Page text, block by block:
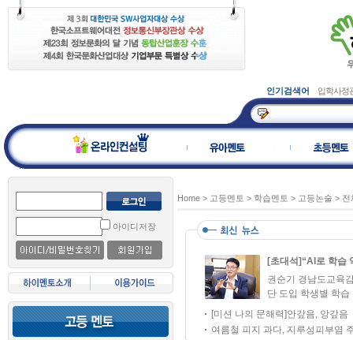
인기검색어 입학사정
아이디저장
Home > 고등멘토 > 학습멘토 > 고등논술 > 전
[초대석]“AI로 학습
권순기 경남도교육
단 도입 학생별 학
[미션 나의 문해력]안갚음, 앙갚음
여름철 피지 과다, 지루성피부염